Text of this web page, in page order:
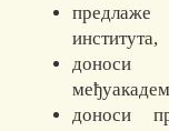
предлаже
института,
доноси
доноси